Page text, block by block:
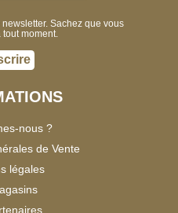
Sachez que vous
moment.
nous ?
de Vente
légales